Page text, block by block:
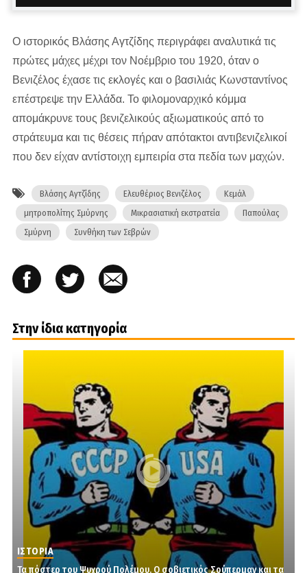
Ο ιστορικός Βλάσης Αγτζίδης περιγράφει αναλυτικά τις
πρώτες μάχες μέχρι τον Νοέμβριο του 1920, όταν ο
Βενιζέλος έχασε τις εκλογές και ο βασιλιάς Κωνσταντίνος
επέστρεψε την Ελλάδα. Το φιλομοναρχικό κόμμα
απομάκρυνε τους βενιζελικούς αξιωματικούς από το
στράτευμα και τις θέσεις πήραν απότακτοι αντιβενιζελικοί
που δεν είχαν αντίστοιχη εμπειρία στα πεδία των μαχών.
Βλάσης Αγτζίδης Ελευθέριος Βενιζέλος
Κεμάλ
μητροπολίτης Σμύρνης
Μικρασιατική εκστρατεία
Παπούλας
Σμύρνη
Συνθήκη των Σεβρών
Στην ίδια κατηγορία
ΙΣΤΟΡΙΑ
Τα πόστερ του Ψυχρού Πολέμου. Ο σοβιετικός Σούπερμαν και τα